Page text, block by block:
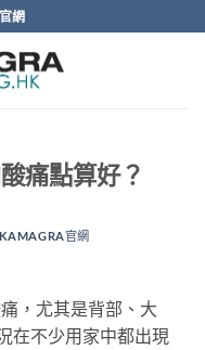
網
痛點算好？
KAMAGRA官網
，尤其是背部、大
在不少用家中都出現